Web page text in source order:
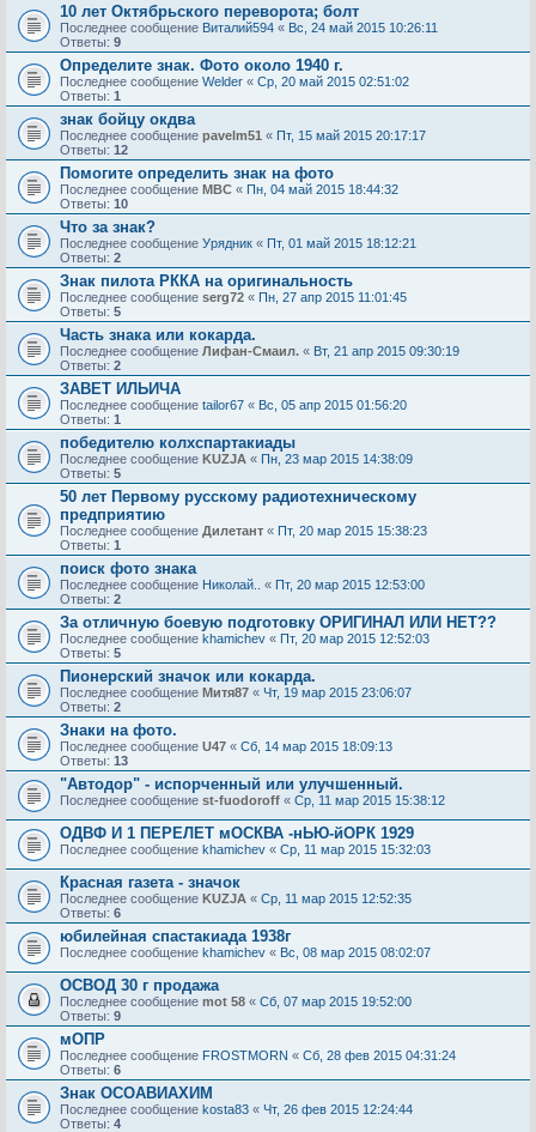
10 лет Октябрьского переворота; болт
Последнее сообщение Виталий594 « Вс, 24 май 2015 10:26:11
Ответы: 9
Определите знак. Фото около 1940 г.
Последнее сообщение Welder « Ср, 20 май 2015 02:51:02
Ответы: 1
знак бойцу окдва
Последнее сообщение pavelm51 « Пт, 15 май 2015 20:17:17
Ответы: 12
Помогите определить знак на фото
Последнее сообщение МВС « Пн, 04 май 2015 18:44:32
Ответы: 10
Что за знак?
Последнее сообщение Урядник « Пт, 01 май 2015 18:12:21
Ответы: 2
Знак пилота РККА на оригинальность
Последнее сообщение serg72 « Пн, 27 апр 2015 11:01:45
Ответы: 5
Часть знака или кокарда.
Последнее сообщение Лифан-Смаил. « Вт, 21 апр 2015 09:30:19
Ответы: 2
ЗАВЕТ ИЛЬИЧА
Последнее сообщение tailor67 « Вс, 05 апр 2015 01:56:20
Ответы: 1
победителю колхспартакиады
Последнее сообщение KUZJA « Пн, 23 мар 2015 14:38:09
Ответы: 5
50 лет Первому русскому радиотехническому
предприятию
Последнее сообщение Дилетант « Пт, 20 мар 2015 15:38:23
Ответы: 1
поиск фото знака
Последнее сообщение Николай.. « Пт, 20 мар 2015 12:53:00
Ответы: 2
За отличную боевую подготовку ОРИГИНАЛ ИЛИ НЕТ??
Последнее сообщение khamichev « Пт, 20 мар 2015 12:52:03
Ответы: 5
Пионерский значок или кокарда.
Последнее сообщение Митя87 « Чт, 19 мар 2015 23:06:07
Ответы: 2
Знаки на фото.
Последнее сообщение U47 « Сб, 14 мар 2015 18:09:13
Ответы: 13
"Автодор" - испорченный или улучшенный.
Последнее сообщение st-fuodoroff « Ср, 11 мар 2015 15:38:12
ОДВФ И 1 ПЕРЕЛЕТ мОСКВА -нЬЮ-йОРК 1929
Последнее сообщение khamichev « Ср, 11 мар 2015 15:32:03
Красная газета - значок
Последнее сообщение KUZJA « Ср, 11 мар 2015 12:52:35
Ответы: 6
юбилейная спастакиада 1938г
Последнее сообщение khamichev « Вс, 08 мар 2015 08:02:07
ОСВОД 30 г продажа
Последнее сообщение mot 58 « Сб, 07 мар 2015 19:52:00
Ответы: 9
мОПР
Последнее сообщение FROSTMORN « Сб, 28 фев 2015 04:31:24
Ответы: 6
Знак ОСОАВИАХИМ
Последнее сообщение kosta83 « Чт, 26 фев 2015 12:24:44
Ответы: 4